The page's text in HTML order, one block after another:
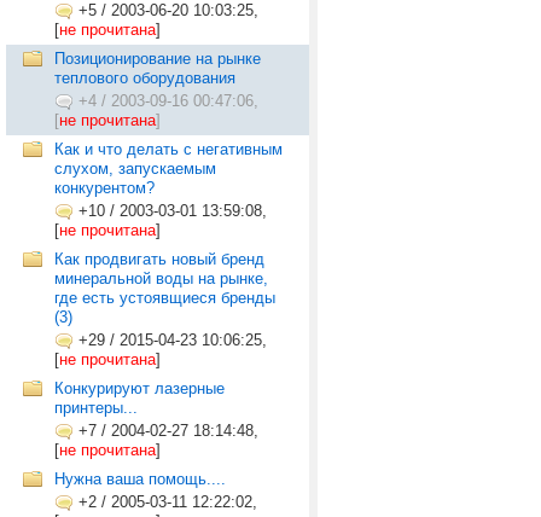
+5 / 2003-06-20 10:03:25,
[не прочитана]
Позиционирование на рынке
теплового оборудования
+4 / 2003-09-16 00:47:06,
[не прочитана]
Как и что делать с негативным
слухом, запускаемым
конкурентом?
+10 / 2003-03-01 13:59:08,
[не прочитана]
Как продвигать новый бренд
минеральной воды на рынке,
где есть устоявщиеся бренды
(3)
+29 / 2015-04-23 10:06:25,
[не прочитана]
Конкурируют лазерные
принтеры...
+7 / 2004-02-27 18:14:48,
[не прочитана]
Нужна ваша помощь....
+2 / 2005-03-11 12:22:02,